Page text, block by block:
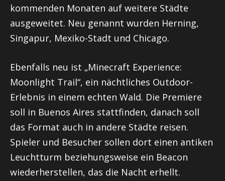
kommenden Monaten auf weitere Städte
ausgeweitet. Neu genannt wurden Herning,
Singapur, Mexiko-Stadt und Chicago.
Ebenfalls neu ist „Minecraft Experience:
Moonlight Trail“, ein nächtliches Outdoor-
Erlebnis in einem echten Wald. Die Premiere
soll in Buenos Aires stattfinden, danach soll
das Format auch in andere Städte reisen.
Spieler und Besucher sollen dort einen antiken
Leuchtturm beziehungsweise ein Beacon
wiederherstellen, das die Nacht erhellt.